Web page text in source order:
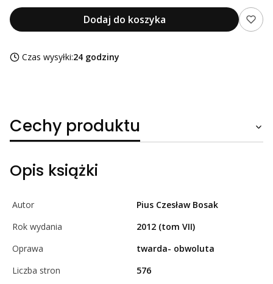
Dodaj do koszyka
Czas wysyłki:24 godziny
Cechy produktu
Opis książki
Autor
Pius Czesław Bosak
Rok wydania
2012 (tom VII)
Oprawa
twarda- obwoluta
Liczba stron
576